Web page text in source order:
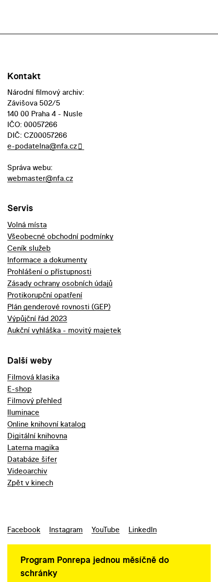
Kontakt
Národní filmový archiv:
Závišova 502/5
140 00 Praha 4 - Nusle
IČO: 00057266
DIČ: CZ00057266
e-podatelna@nfa.cz
Správa webu:
webmaster@nfa.cz
Servis
Volná místa
Všeobecné obchodní podmínky
Ceník služeb
Informace a dokumenty
Prohlášení o přístupnosti
Zásady ochrany osobních údajů
Protikorupční opatření
Plán genderové rovnosti (GEP)
Výpůjční řád 2023
Aukční vyhláška - movitý majetek
Další weby
Filmová klasika
E-shop
Filmový přehled
Iluminace
Online knihovní katalog
Digitální knihovna
Laterna magika
Databáze šifer
Videoarchiv
Zpět v kinech
Facebook Instagram YouTube LinkedIn
Program Ponrepa jednou měsíčně do
schránky